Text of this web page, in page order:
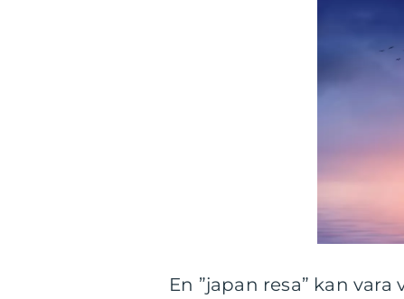
En ”japan resa” kan